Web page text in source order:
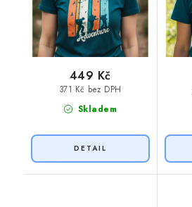
Skladem
371 Kč bez DPH
449 Kč